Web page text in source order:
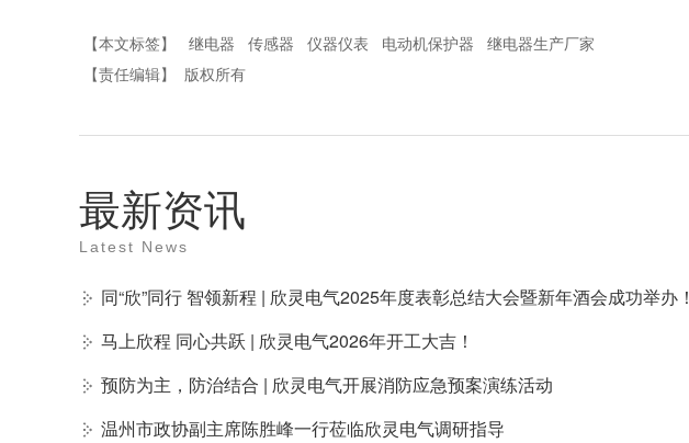
【本文标签】 继电器 传感器 仪器仪表 电动机保护器
继电器生产厂家
【责任编辑】
版权所有
最新资讯
Latest News
同“欣”同行 智领新程 | 欣灵电气2025年度表彰总结大会暨新年酒会成功举办！
马上欣程 同心共跃 | 欣灵电气2026年开工大吉！
预防为主，防治结合 | 欣灵电气开展消防应急预案演练活动
温州市政协副主席陈胜峰一行莅临欣灵电气调研指导